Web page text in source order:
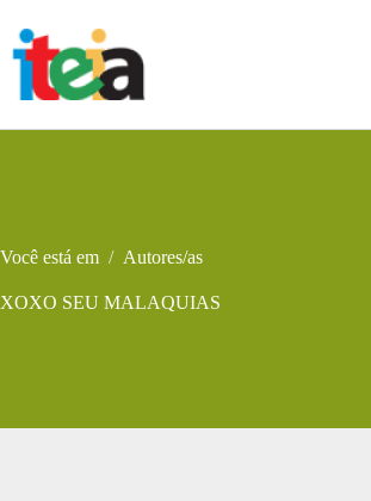
para
conteúdo
Você está em / Autores/as
XOXO SEU MALAQUIAS